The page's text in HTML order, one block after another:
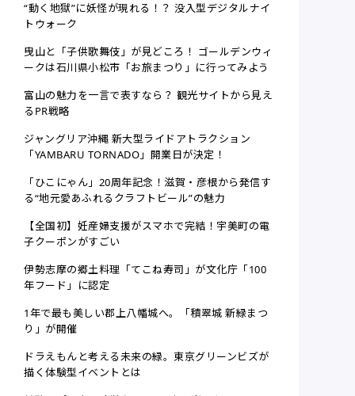
“動く地獄”に妖怪が現れる！？ 没入型デジタルナイ
トウォーク
曳山と「子供歌舞伎」が見どころ！ ゴールデンウィ
ークは石川県小松市「お旅まつり」に行ってみよう
富山の魅力を一言で表すなら？ 観光サイトから見え
るPR戦略
ジャングリア沖縄 新大型ライドアトラクション
「YAMBARU TORNADO」開業日が決定！
「ひこにゃん」20周年記念！滋賀・彦根から発信す
る“地元愛あふれるクラフトビール”の魅力
【全国初】妊産婦支援がスマホで完結！宇美町の電
子クーポンがすごい
伊勢志摩の郷土料理「てこね寿司」が文化庁「100
年フード」に認定
1年で最も美しい郡上八幡城へ。「積翠城 新緑まつ
り」が開催
ドラえもんと考える未来の緑。東京グリーンビズが
描く体験型イベントとは